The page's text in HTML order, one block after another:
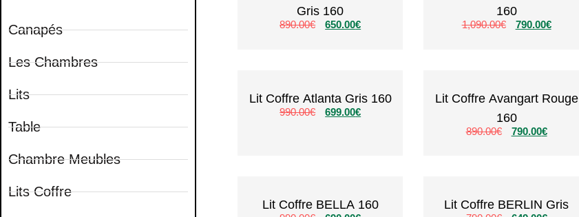
Canapés
Les Chambres
Lits
Table
Chambre Meubles
Lits Coffre
Gris 160
890.00€ 650.00€
160
1,090.00€ 790.00€
Lit Coffre Atlanta Gris 160
990.00€ 699.00€
Lit Coffre Avangart Rouge
160
890.00€ 790.00€
Lit Coffre BELLA 160 Lit Coffre BERLIN Gris